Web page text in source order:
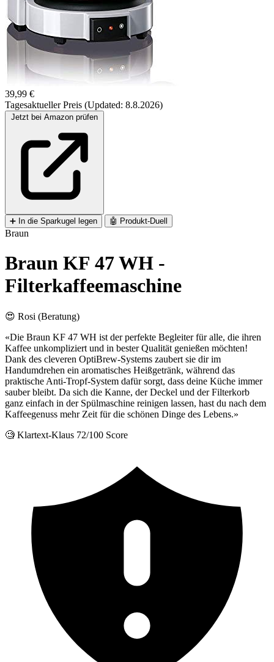
39,99 €
Tagesaktueller Preis (Updated: 8.8.2026)
➕ In die Sparkugel legen 🤖 Produkt-Duell
Braun
Braun KF 47 WH -
Filterkaffeemaschine
😍 Rosi (Beratung)
«Die Braun KF 47 WH ist der perfekte Begleiter für alle, die ihren
Kaffee unkompliziert und in bester Qualität genießen möchten!
Dank des cleveren OptiBrew-Systems zaubert sie dir im
Handumdrehen ein aromatisches Heißgetränk, während das
praktische Anti-Tropf-System dafür sorgt, dass deine Küche immer
sauber bleibt. Da sich die Kanne, der Deckel und der Filterkorb
ganz einfach in der Spülmaschine reinigen lassen, hast du nach dem
Kaffeegenuss mehr Zeit für die schönen Dinge des Lebens.»
🧐 Klartext-Klaus 72/100 Score